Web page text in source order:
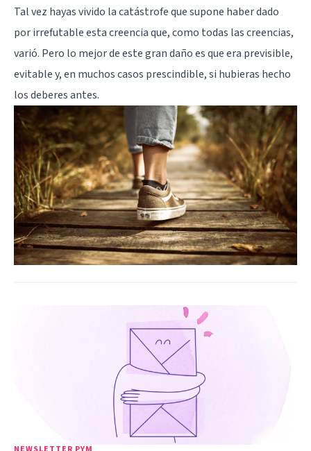
Tal vez hayas vivido la catástrofe que supone haber dado
por irrefutable esta creencia que, como todas las creencias,
varió. Pero lo mejor de este gran daño es que era previsible,
evitable y, en muchos casos prescindible, si hubieras hecho
los deberes antes.